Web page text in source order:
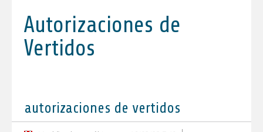
Autorizaciones de
Vertidos
autorizaciones de vertidos